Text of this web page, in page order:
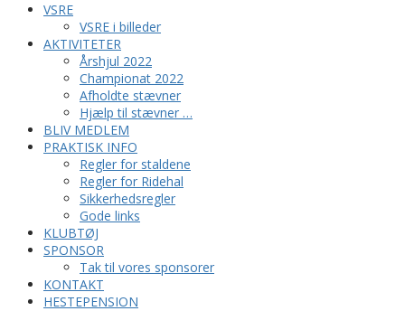
VSRE
VSRE i billeder
AKTIVITETER
Årshjul 2022
Championat 2022
Afholdte stævner
Hjælp til stævner …
BLIV MEDLEM
PRAKTISK INFO
Regler for staldene
Regler for Ridehal
Sikkerhedsregler
Gode links
KLUBTØJ
SPONSOR
Tak til vores sponsorer
KONTAKT
HESTEPENSION